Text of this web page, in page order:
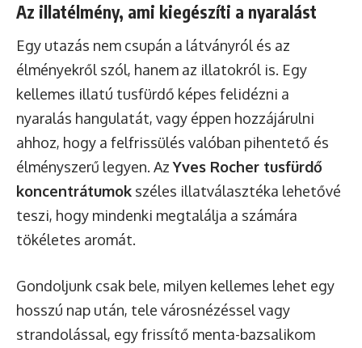
Az illatélmény, ami kiegészíti a nyaralást
Egy utazás nem csupán a látványról és az
élményekről szól, hanem az illatokról is. Egy
kellemes illatú tusfürdő képes felidézni a
nyaralás hangulatát, vagy éppen hozzájárulni
ahhoz, hogy a felfrissülés valóban pihentető és
élményszerű legyen. AzYves Rocher tusfürdő
koncentrátumok széles illatválasztéka lehetővé
teszi, hogy mindenki megtalálja a számára
tökéletes aromát.
Gondoljunk csak bele, milyen kellemes lehet egy
hosszú nap után, tele városnézéssel vagy
strandolással, egy frissítő menta-bazsalikom